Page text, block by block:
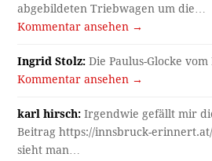
abgebildeten Triebwagen um die…
Kommentar ansehen →
Ingrid Stolz: Die Paulus-Glocke vom
Kommentar ansehen →
karl hirsch: Irgendwie gefällt mir
Beitrag https://innsbruck-
sieht man…